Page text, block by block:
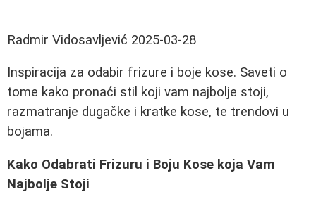
Radmir Vidosavljević 2025-03-28
Inspiracija za odabir frizure i boje kose. Saveti o
tome kako pronaći stil koji vam najbolje stoji,
razmatranje dugačke i kratke kose, te trendovi u
bojama.
Kako Odabrati Frizuru i Boju Kose koja Vam
Najbolje Stoji